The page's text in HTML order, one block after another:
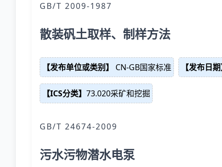
GB/T 2009-1987
散装矾土取样、制样方法
【发布单位或类别】 CN-GB国家标准 【发布日期
【ICS分类】 73.020采矿和挖掘
GB/T 24674-2009
污水污物潜水电泵